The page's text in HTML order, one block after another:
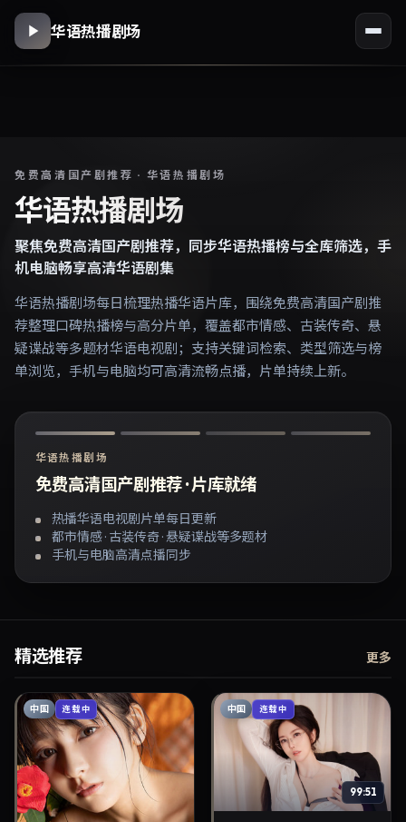
华语热播剧场
免费高清国产剧推荐 · 华语热播剧场
华语热播剧场
聚焦免费高清国产剧推荐，同步华语热播榜与全库筛选，手
机电脑畅享高清华语剧集
华语热播剧场每日梳理热播华语片库，围绕免费高清国产剧推
荐整理口碑热播榜与高分片单，覆盖都市情感、古装传奇、悬
疑谍战等多题材华语电视剧；支持关键词检索、类型筛选与榜
单浏览，手机与电脑均可高清流畅点播，片单持续上新。
华语热播剧场
免费高清国产剧推荐 · 片库就绪
热播华语电视剧片单每日更新
都市情感 · 古装传奇 · 悬疑谍战等多题材
手机与电脑高清点播同步
精选推荐 更多
中国 连载中 中国 连载中
99:51